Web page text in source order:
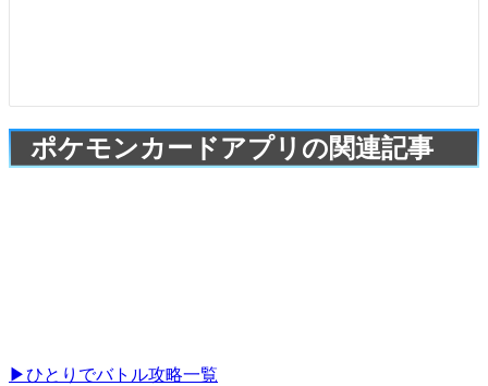
ポケモンカードアプリの関連記事
▶ひとりでバトル攻略一覧